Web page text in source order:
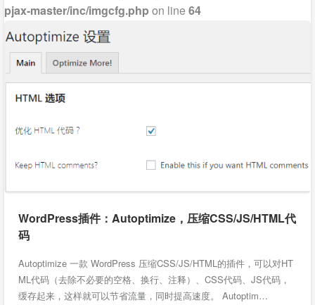
pjax-master/inc/imgcfg.php on line 64
WordPress插件：Autoptimize，压缩CSS/JS/HTML代
码
Autoptimize 一款 WordPress 压缩CSS/JS/HTML的插件，可以对HT
ML代码（去除不必要的空格、换行、注释）、CSS代码、JS代码，
缓存起来，这样就可以节省流量，同时提高速度。 Autoptim…